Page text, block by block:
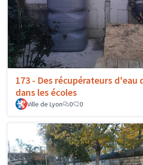
173 - Des récupérateurs d'eau
dans les écoles
Ville de Lyon 0 0